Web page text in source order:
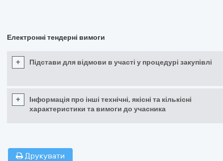
Електронні тендерні вимоги
+ Підстави для відмови в участі у процедурі закупівлі
+
Інформація про інші технічні, якісні та кількісні
характеристики та вимоги до учасника
Друкувати